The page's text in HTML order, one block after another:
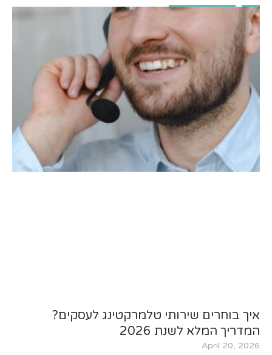
איך בוחרים שירותי טלמרקטינג לעסקים?
המדריך המלא לשנת 2026
April 20, 2026